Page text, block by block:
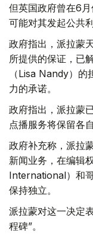
但英国政府曾在6
可能对其发起公共
政府指出，派拉蒙
所提供的保证，已
（Lisa Nandy）
力的承诺。
政府指出，派拉蒙
点播服务将保留各
政府补充称，派拉
新闻业务，在编辑
International）和
保持独立。
派拉蒙对这一决定
程碑”。